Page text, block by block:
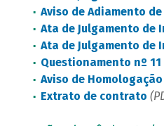
Aviso de Adiamento de
Ata de Julgamento de
Ata de Julgamento de
Questionamento nº 11
Aviso de Homologação
Extrato de contrato